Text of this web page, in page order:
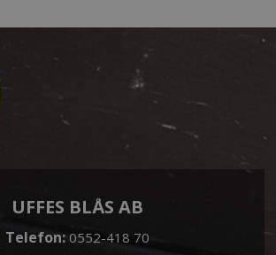
UFFES BLÅS AB
Telefon:0552-418 70